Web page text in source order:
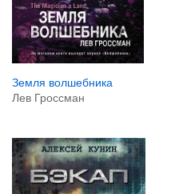
Земля волшебника
Лев Гроссман